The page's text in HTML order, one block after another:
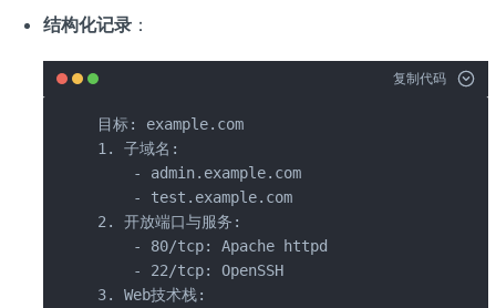
结构化记录：
复制代码
目标: example.com
1. 子域名:
- admin.example.com
- test.example.com
2. 开放端口与服务:
- 80/tcp: Apache httpd
- 22/tcp: OpenSSH
3. Web技术栈: